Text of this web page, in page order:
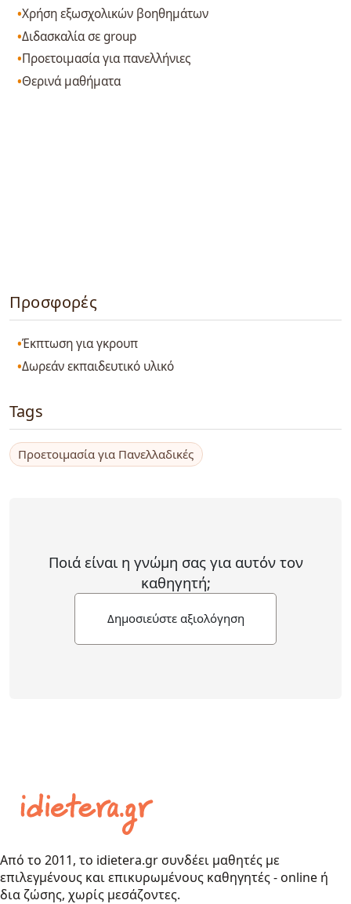
Χρήση εξωσχολικών βοηθημάτων
Διδασκαλία σε group
Προετοιμασία για πανελλήνιες
Θερινά μαθήματα
Προσφορές
Έκπτωση για γκρουπ
Δωρεάν εκπαιδευτικό υλικό
Tags
Προετοιμασία για Πανελλαδικές
Ποιά είναι η γνώμη σας για αυτόν τον
καθηγητή;
Δημοσιεύστε αξιολόγηση
Από το 2011, το idietera.gr συνδέει μαθητές με
επιλεγμένους και επικυρωμένους καθηγητές - online ή
δια ζώσης, χωρίς μεσάζοντες.